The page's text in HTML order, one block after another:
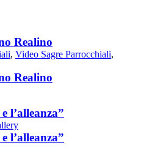
Realino
, Video Sagre Parrocchiali,
Realino
l’alleanza”
l’alleanza”